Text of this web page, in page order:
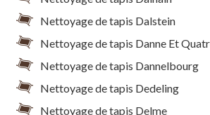
Nettoyage de tapis Dalstein
Nettoyage de tapis Danne Et
Nettoyage de tapis Dannelbourg
Nettoyage de tapis Dedeling
Nettoyage de tapis Delme